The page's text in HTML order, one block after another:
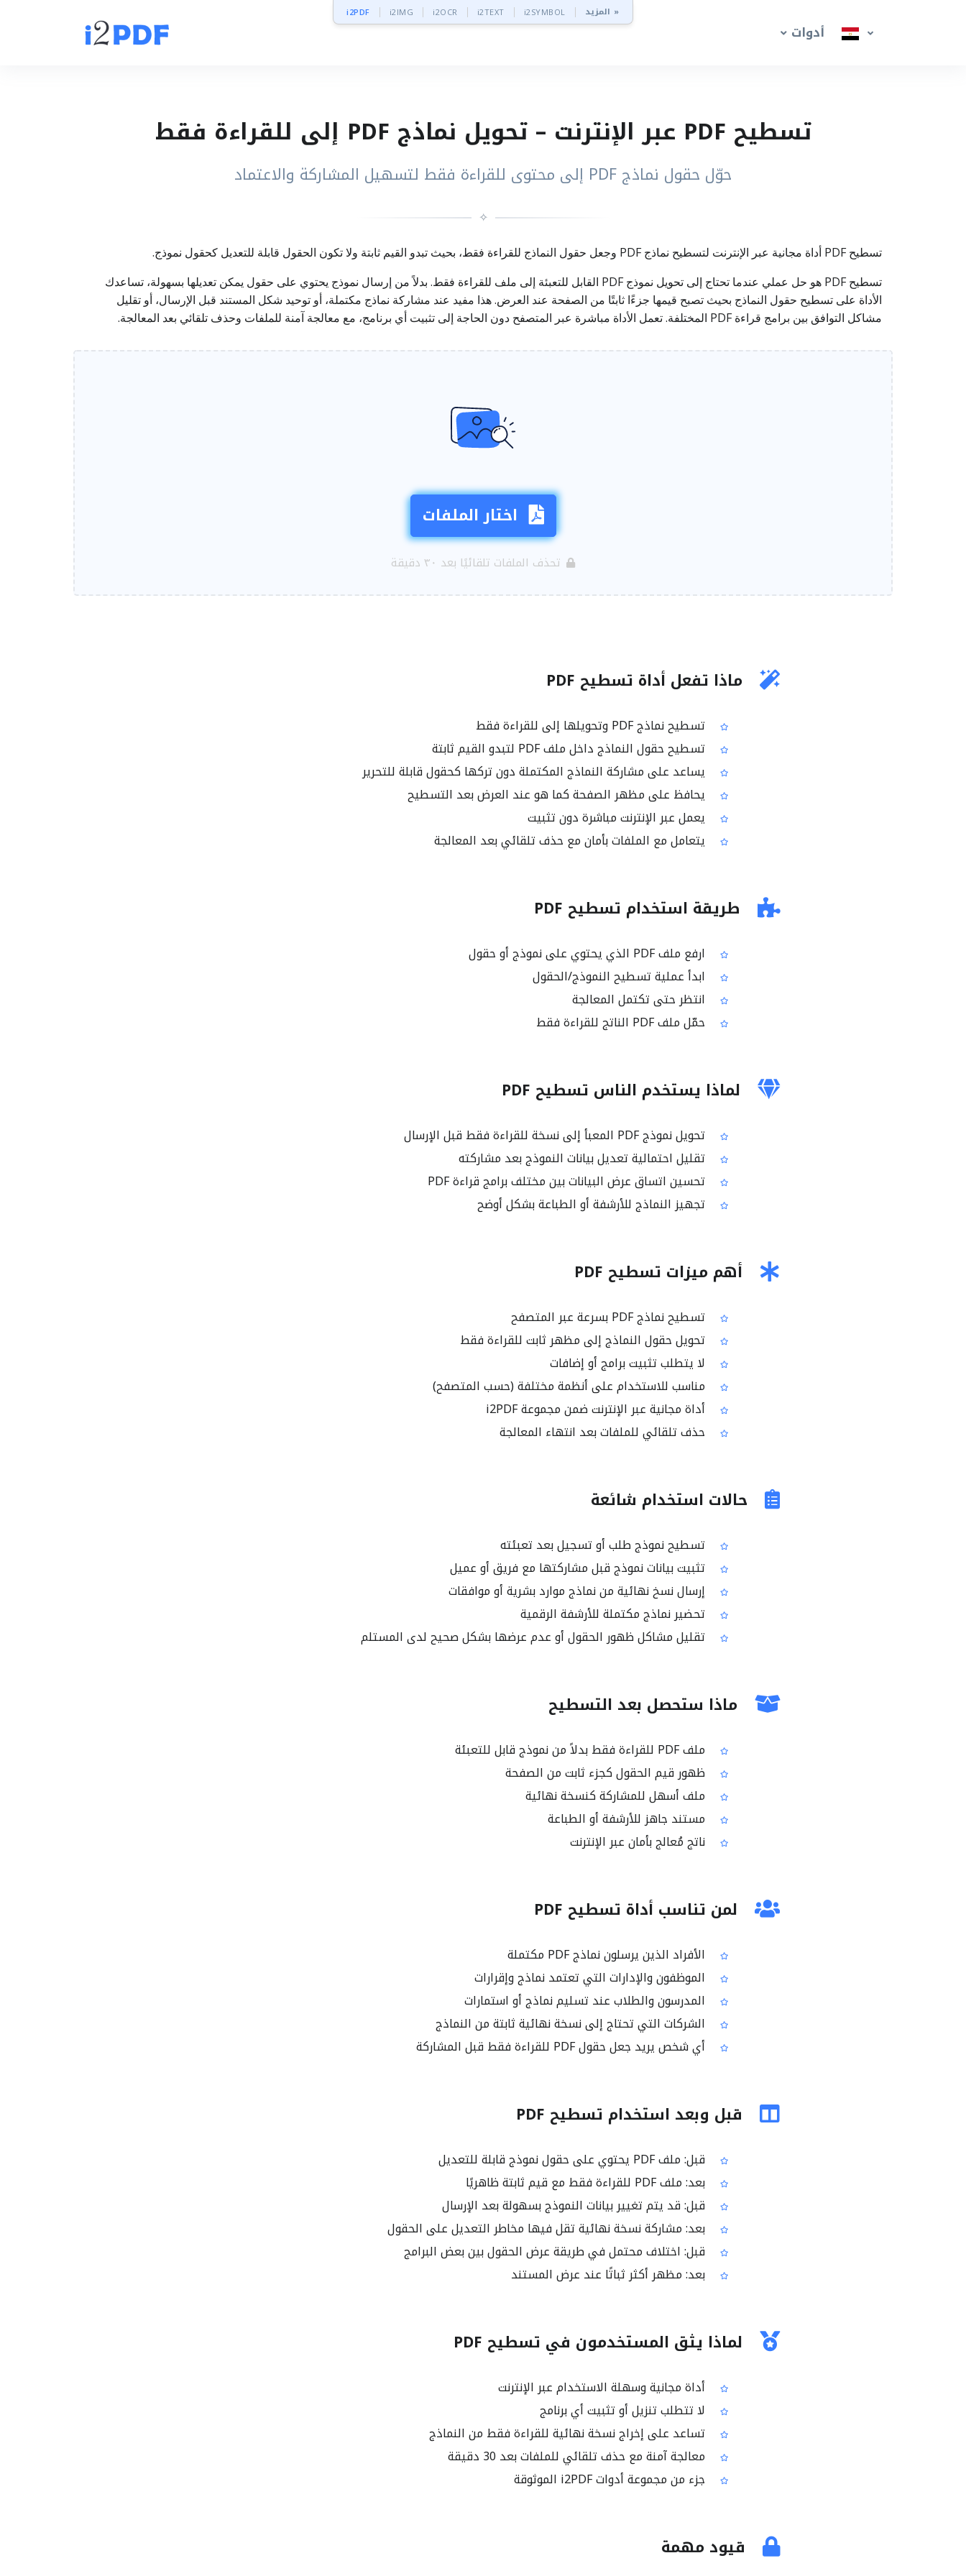
i2PDF i2IMG i2OCR i2TEXT i2SYMBOL المزيد »
أدوات
تسطيح PDF عبر الإنترنت – تحويل نماذج PDF إلى للقراءة فقط
حوّل حقول نماذج PDF إلى محتوى للقراءة فقط لتسهيل المشاركة والاعتماد
✧
تسطيح PDF أداة مجانية عبر الإنترنت لتسطيح نماذج PDF وجعل حقول النماذج للقراءة فقط، بحيث تبدو القيم ثابتة ولا تكون الحقول قابلة للتعديل كحقول نموذج.
تسطيح PDF هو حل عملي عندما تحتاج إلى تحويل نموذج PDF القابل للتعبئة إلى ملف للقراءة فقط. بدلاً من إرسال نموذج يحتوي على حقول يمكن تعديلها بسهولة، تساعدك
الأداة على تسطيح حقول النماذج بحيث تصبح قيمها جزءًا ثابتًا من الصفحة عند العرض. هذا مفيد عند مشاركة نماذج مكتملة، أو توحيد شكل المستند قبل الإرسال، أو تقليل
مشاكل التوافق بين برامج قراءة PDF المختلفة. تعمل الأداة مباشرة عبر المتصفح دون الحاجة إلى تثبيت أي برنامج، مع معالجة آمنة للملفات وحذف تلقائي بعد المعالجة.
اختار الملفات
تحذف الملفات تلقائيًا بعد ٣٠ دقيقة
ماذا تفعل أداة تسطيح PDF
تسطيح نماذج PDF وتحويلها إلى للقراءة فقط
تسطيح حقول النماذج داخل ملف PDF لتبدو القيم ثابتة
يساعد على مشاركة النماذج المكتملة دون تركها كحقول قابلة للتحرير
يحافظ على مظهر الصفحة كما هو عند العرض بعد التسطيح
يعمل عبر الإنترنت مباشرة دون تثبيت
يتعامل مع الملفات بأمان مع حذف تلقائي بعد المعالجة
طريقة استخدام تسطيح PDF
ارفع ملف PDF الذي يحتوي على نموذج أو حقول
ابدأ عملية تسطيح النموذج/الحقول
انتظر حتى تكتمل المعالجة
حمّل ملف PDF الناتج للقراءة فقط
لماذا يستخدم الناس تسطيح PDF
تحويل نموذج PDF المعبأ إلى نسخة للقراءة فقط قبل الإرسال
تقليل احتمالية تعديل بيانات النموذج بعد مشاركته
تحسين اتساق عرض البيانات بين مختلف برامج قراءة PDF
تجهيز النماذج للأرشفة أو الطباعة بشكل أوضح
أهم ميزات تسطيح PDF
تسطيح نماذج PDF بسرعة عبر المتصفح
تحويل حقول النماذج إلى مظهر ثابت للقراءة فقط
لا يتطلب تثبيت برامج أو إضافات
مناسب للاستخدام على أنظمة مختلفة (حسب المتصفح)
أداة مجانية عبر الإنترنت ضمن مجموعة i2PDF
حذف تلقائي للملفات بعد انتهاء المعالجة
حالات استخدام شائعة
تسطيح نموذج طلب أو تسجيل بعد تعبئته
تثبيت بيانات نموذج قبل مشاركتها مع فريق أو عميل
إرسال نسخ نهائية من نماذج موارد بشرية أو موافقات
تحضير نماذج مكتملة للأرشفة الرقمية
تقليل مشاكل ظهور الحقول أو عدم عرضها بشكل صحيح لدى المستلم
ماذا ستحصل بعد التسطيح
ملف PDF للقراءة فقط بدلاً من نموذج قابل للتعبئة
ظهور قيم الحقول كجزء ثابت من الصفحة
ملف أسهل للمشاركة كنسخة نهائية
مستند جاهز للأرشفة أو الطباعة
ناتج مُعالج بأمان عبر الإنترنت
لمن تناسب أداة تسطيح PDF
الأفراد الذين يرسلون نماذج PDF مكتملة
الموظفون والإدارات التي تعتمد نماذج وإقرارات
المدرسون والطلاب عند تسليم نماذج أو استمارات
الشركات التي تحتاج إلى نسخة نهائية ثابتة من النماذج
أي شخص يريد جعل حقول PDF للقراءة فقط قبل المشاركة
قبل وبعد استخدام تسطيح PDF
قبل: ملف PDF يحتوي على حقول نموذج قابلة للتعديل
بعد: ملف PDF للقراءة فقط مع قيم ثابتة ظاهريًا
قبل: قد يتم تغيير بيانات النموذج بسهولة بعد الإرسال
بعد: مشاركة نسخة نهائية تقل فيها مخاطر التعديل على الحقول
قبل: اختلاف محتمل في طريقة عرض الحقول بين بعض البرامج
بعد: مظهر أكثر ثباتًا عند عرض المستند
لماذا يثق المستخدمون في تسطيح PDF
أداة مجانية وسهلة الاستخدام عبر الإنترنت
لا تتطلب تنزيل أو تثبيت أي برنامج
تساعد على إخراج نسخة نهائية للقراءة فقط من النماذج
معالجة آمنة مع حذف تلقائي للملفات بعد 30 دقيقة
جزء من مجموعة أدوات i2PDF الموثوقة
قيود مهمة